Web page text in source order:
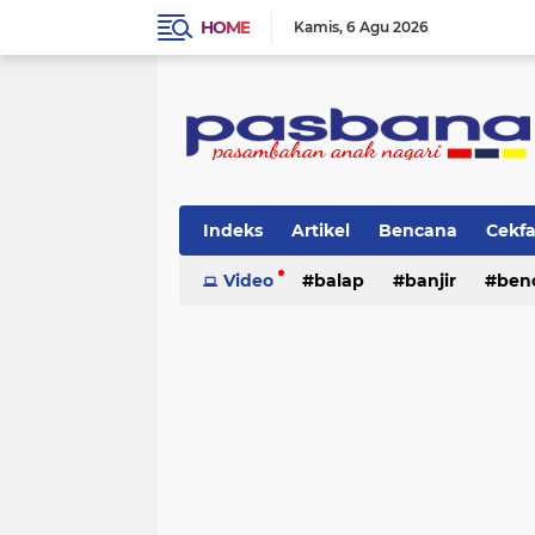
HOME Kamis 6 Agu 2026
Indeks Artikel Bencana
Musik Olahraga Pariwisata
Video balap banjir